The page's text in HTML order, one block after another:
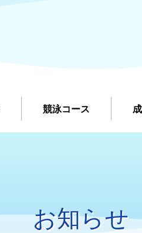
競泳コース
お知らせ